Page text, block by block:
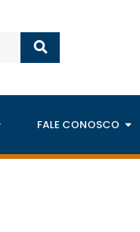
FALE CONOSCO